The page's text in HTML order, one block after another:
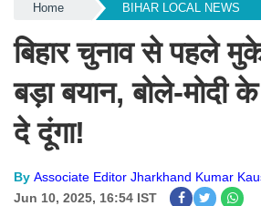
Home BIHAR LOCAL NEWS
बिहार चुनाव से पहले
बड़ा बयान, बोले-मोदी
दे दूंगा!
By Associate Editor Jharkhand Kumar
Jun 10, 2025, 16:54 IST